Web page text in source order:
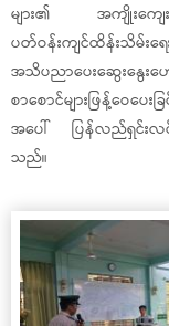
များ၏ အကျိုးကျေးဇူး
ပတ်ဝန်းကျင်ထိန်းသိမ်း
အသိပညာပေးဆွေးနွေးဟ
စာစောင်များဖြန့်ဝေပ
အပေါ် ပြန်လည်ရှင်းလင်း
သည်။